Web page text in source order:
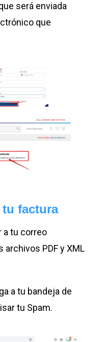
será enviada
que
tu factura
a tu correo
PDF y XML
a tu bandeja de
tu Spam.